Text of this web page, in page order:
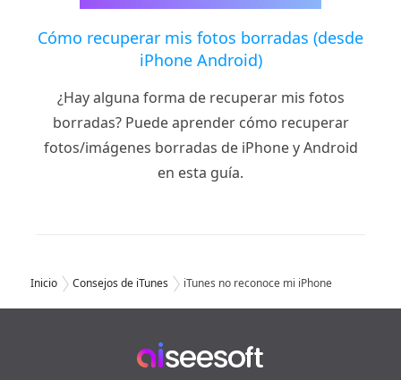
Cómo recuperar mis fotos borradas (desde
iPhone Android)
¿Hay alguna forma de recuperar mis fotos
borradas? Puede aprender cómo recuperar
fotos/imágenes borradas de iPhone y Android
en esta guía.
Inicio Consejos de iTunes iTunes no reconoce mi iPhone